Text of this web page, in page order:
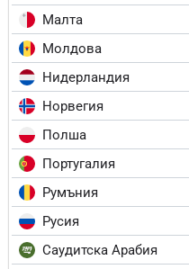
Малта
Молдова
Нидерландия
Норвегия
Полша
Португалия
Румъния
Русия
Саудитска Арабия